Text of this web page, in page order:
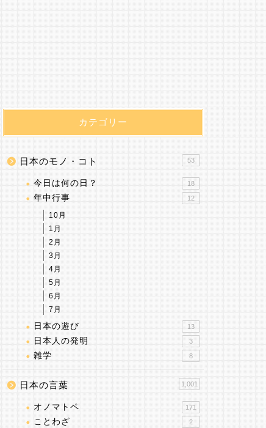
カテゴリー
日本のモノ・コト 53
今日は何の日？ 18
年中行事 12
10月
1月
2月
3月
4月
5月
6月
7月
日本の遊び 13
日本人の発明 3
雑学 8
日本の言葉 1,001
オノマトペ 171
ことわざ 2